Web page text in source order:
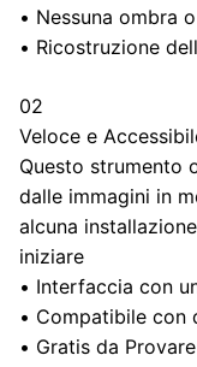
• Nessuna ombra
• Ricostruzione
02
Veloce e
Questo strumento
dalle immagini in
alcuna
iniziare
• Interfaccia con
• Compatibile con
• Gratis da Provare